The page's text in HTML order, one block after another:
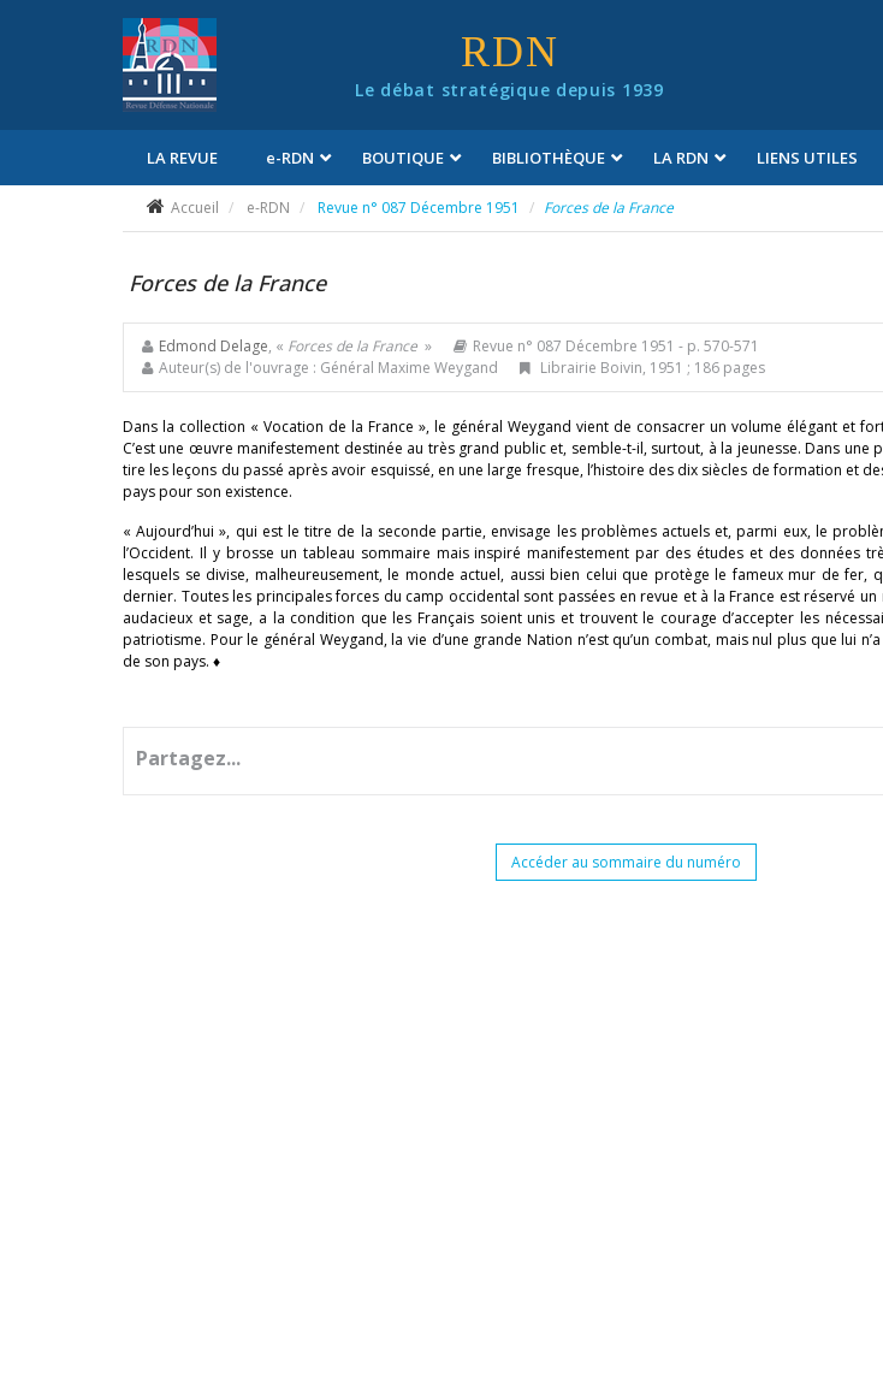
RDN
Le débat stratégique depuis 1939
LA REVUE e-RDN BOUTIQUE BIBLIOTHÈQUE LA RDN LIENS UTILES
Accueil e-RDN Revue n° 087 Décembre 1951 Forces de la France
Forces de la France
Edmond Delage, « Forces de la France » Revue n° 087 Décembre 1951 - p. 570-571
Auteur(s) de l'ouvrage : Général Maxime Weygand
Librairie Boivin, 1951 ; 186 pages
Dans la collection « Vocation de la France », le général Weygand vient de consacrer un volume élégant et
C’est une œuvre manifestement destinée au très grand public et, semble-t-il, surtout, à la jeunesse. Dans une
tire les leçons du passé après avoir esquissé, en une large fresque, l’histoire des dix siècles de formation et
pays pour son existence.
« Aujourd’hui », qui est le titre de la seconde partie, envisage les problèmes actuels et, parmi eux, le
l’Occident. Il y brosse un tableau sommaire mais inspiré manifestement par des études et des données
lesquels se divise, malheureusement, le monde actuel, aussi bien celui que protège le fameux mur de fer,
dernier. Toutes les principales forces du camp occidental sont passées en revue et à la France est réservé
audacieux et sage, a la condition que les Français soient unis et trouvent le courage d’accepter les
patriotisme. Pour le général Weygand, la vie d’une grande Nation n’est qu’un combat, mais nul plus que lui
de son pays. ♦
Partagez...
Accéder au sommaire du numéro